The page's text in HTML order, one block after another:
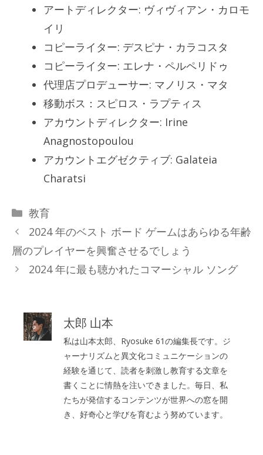
アートディレクター: ヴィヴィアン・カロモ
イリ
コピーライター: デスピナ・カラコスタ
コピーライター: エレナ・ペルペリドゥ
代理店プロデューサー: マノリス・マタ
移動ボス：スピロス・ラプティス
アカウントディレクター: Irine
Anagnostopoulou
アカウントエグゼクティブ: Galateia
Charatsi
カ
テ
リ
ー
教育
2024 年のベスト ボード ゲームはあらゆる年齢
層のプレイヤーを興奮させるでしょう
2024 年に最も聴かれたコマーシャル ソング
太郎 山本
私は山本太郎、Ryosuke 61の編集長です。ジ
ャーナリズムと異文化コミュニケーションの
経験を通じて、読者を刺激し教育する文章を
書くことに情熱を注いできました。毎日、私
たちが発信するコンテンツが世界への窓を開
き、好奇心と学びを育むよう努めています。